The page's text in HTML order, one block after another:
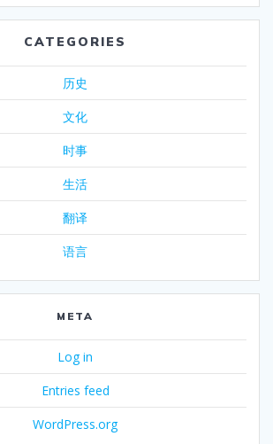
CATEGORIES
历史
文化
时事
生活
翻译
语言
META
Log in
Entries feed
WordPress.org